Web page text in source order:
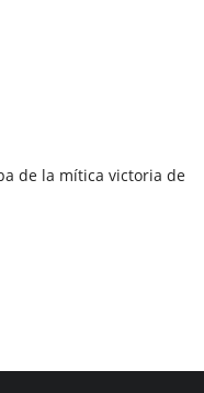
de la mítica victoria de